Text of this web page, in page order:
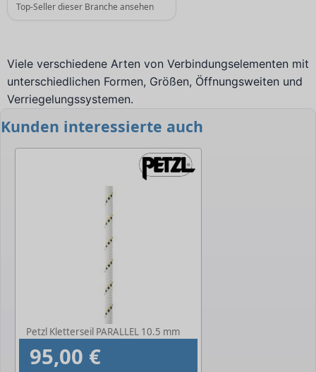
Top-Seller dieser Branche ansehen
Viele verschiedene Arten von Verbindungselementen mit
unterschiedlichen Formen, Größen, Öffnungsweiten und
Verriegelungssystemen.
Kunden interessierte auch
Petzl Kletterseil PARALLEL 10.5 mm
95,00 €